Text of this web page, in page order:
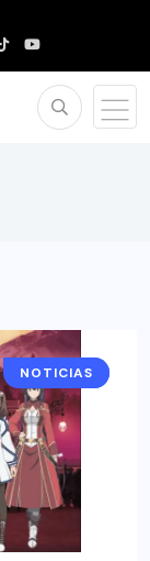
ANIME
NOTICIAS